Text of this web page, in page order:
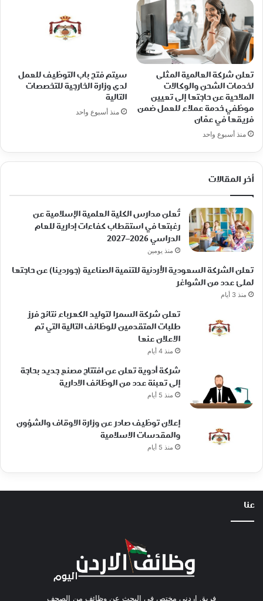
تعلن شركة العالمية المثلى
لخدمات الشحن والوكالات
الملاحية عن حاجتها إلى تعيين
موظفي خدمة عملاء للعمل ضمن
فريقها في عمّان
منذ أسبوع واحد
سيتم فتح باب التوظيف للعمل
لدى وزارة الخارجية للتخصصات
التالية
منذ أسبوع واحد
أخر المقالات
تُعلن مدارس الكلية العلمية الإسلامية عن
رغبتها في استقطاب كفاءات إدارية للعام
الدراسي 2026–2027
منذ يومين
تعلن الشركة السعودية الأردنية للتنمية الصناعية (جوردينا) عن حاجتها
لملئ عدد من الشواغر
منذ 3 أيام
تعلن شركة السمرا لتوليد الكهرباء نتائج فرز
طلبات المتقدمين للوظائف التالية التي تم
الاعلان عنها
منذ 4 أيام
شركة أدوية تعلن عن افتتاح مصنع جديد بحاجة
إلى تعبئة عدد من الوظائف الادارية
منذ 5 أيام
إعلان توظيف صادر عن وزارة الاوقاف والشؤون
والمقدسات الاسلامية
منذ 5 أيام
عنا
فريق اردني مختص في البحث عن وظائف من الصحف